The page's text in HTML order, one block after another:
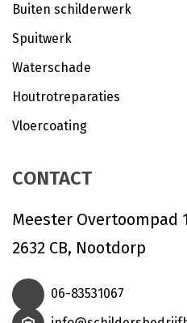
Buiten schilderwerk
Spuitwerk
Waterschade
Houtrotreparaties
Vloercoating
CONTACT
Meester Overtoompad
2632 CB, Nootdorp
06-83531067